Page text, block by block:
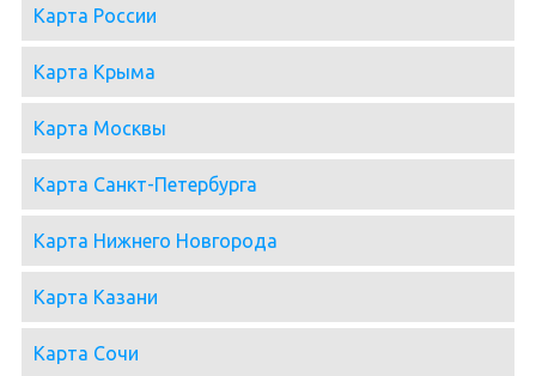
Карта России
Карта Крыма
Карта Москвы
Карта Санкт-Петербурга
Карта Нижнего Новгорода
Карта Казани
Карта Сочи